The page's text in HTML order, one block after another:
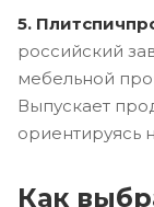
5.
российский
мебельной
Выпускает
ориентируясь
Как